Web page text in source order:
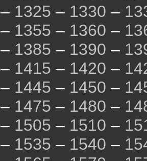
– 1325 – 1330 –
– 1355 – 1360 –
– 1385 – 1390 –
– 1415 – 1420 –
– 1445 – 1450 –
– 1475 – 1480 –
– 1505 – 1510 –
– 1535 – 1540 –